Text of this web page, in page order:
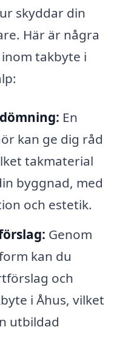
skyddar din
Här är några
takbyte i
En
kan ge dig råd
takmaterial
byggnad, med
och estetik.
Genom
kan du
och
i Åhus, vilket
utbildad